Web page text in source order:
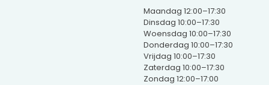
Maandag 12:00–17:30
Dinsdag 10:00–17:30
Woensdag 10:00–17:30
Donderdag 10:00–17:30
Vrijdag 10:00–17:30
Zaterdag 10:00–17:30
Zondag 12:00–17:00